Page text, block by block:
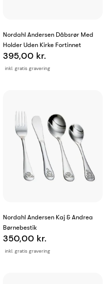
Nordahl Andersen Dåbsrør Med
Holder Uden Kirke Fortinnet
inkl. gratis gravering
395,00 kr.
Nordahl Andersen Kaj & Andrea
Børnebestik
inkl. gratis gravering
350,00 kr.